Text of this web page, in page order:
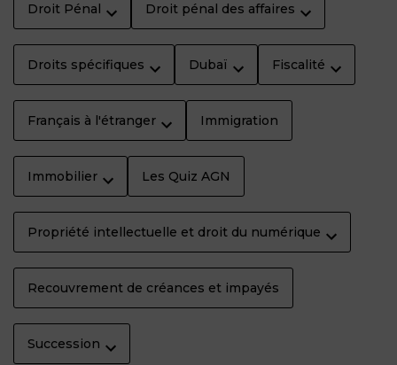
Droit Pénal Droit pénal des affaires
Droits spécifiques Dubaï Fiscalité
Français à l'étranger Immigration
Immobilier Les Quiz AGN
Propriété intellectuelle et droit du numérique
Recouvrement de créances et impayés
Succession